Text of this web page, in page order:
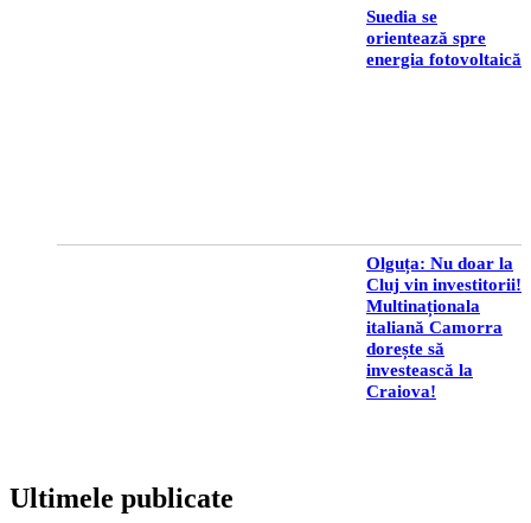
Suedia se
orientează spre
energia fotovoltaică
Olguța: Nu doar la
Cluj vin investitorii!
Multinaționala
italiană Camorra
dorește să
investească la
Craiova!
Ultimele publicate